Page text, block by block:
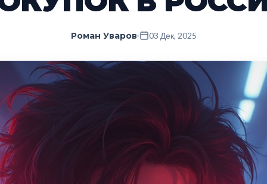
Роман Уваров 03 Дек, 2025